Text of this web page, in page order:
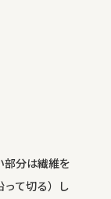
部分は繊維を
て切る）し